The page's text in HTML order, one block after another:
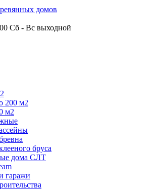
домов
Сб - Вс выходной
200 м2
м2
бруса
дома СЛТ
гаражи